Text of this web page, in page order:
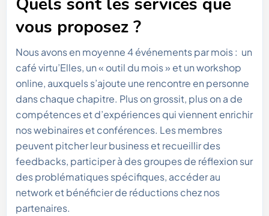
vous proposez ?
Nous avons en moyenne 4 événements par mois : un
café virtu’Elles, un « outil du mois » et un workshop
online, auxquels s’ajoute une rencontre en personne
dans chaque chapitre. Plus on grossit, plus on a de
compétences et d’expériences qui viennent enrichir
nos webinaires et conférences. Les membres
peuvent pitcher leur business et recueillir des
feedbacks, participer à des groupes de réflexion sur
des problématiques spécifiques, accéder au
network et bénéficier de réductions chez nos
partenaires.